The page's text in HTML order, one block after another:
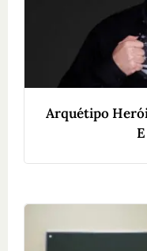
Arquétipo